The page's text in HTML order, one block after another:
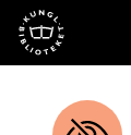
Till startsidan